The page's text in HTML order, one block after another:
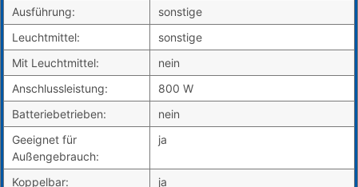
Ausführung:
sonstige
Leuchtmittel:
sonstige
Mit Leuchtmittel:
nein
Anschlussleistung:
800 W
Batteriebetrieben:
nein
Geeignet für
Außengebrauch:
ja
Koppelbar:
ja